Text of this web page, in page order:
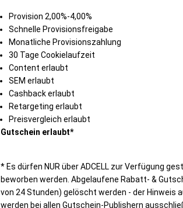
Provision 2,00%-4,00%
Schnelle Provisionsfreigabe
Monatliche Provisionszahlung
30 Tage Cookielaufzeit
Content erlaubt
SEM erlaubt
Cashback erlaubt
Retargeting erlaubt
Preisvergleich erlaubt
Gutschein erlaubt*
* Es dürfen NUR über ADCELL zur Verfügung
beworben werden. Abgelaufene Rabatt- &
von 24 Stunden) gelöscht werden - der Hinweis
werden bei allen Gutschein-Publishern